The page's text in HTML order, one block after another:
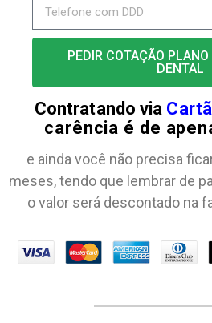
PEDIR COTAÇÃO
DENTAL
Contratando via
carência é de
e ainda você não precisa
meses, tendo que lembrar de
o valor será descontado na